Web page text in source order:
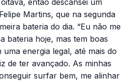
então descansei um
Martins, que na segunda
bateria do dia. “Eu não me
bateria hoje, mas tem boas
energia legal, até mais do
de ter avançado. As minhas
surfar bem, me alinhar